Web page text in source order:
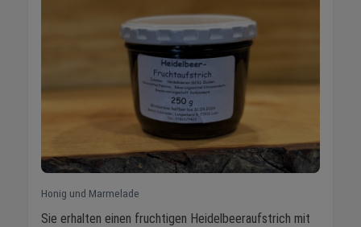
Honig und Marmelade
Sie erhalten einen fruchtigen Heidelbeeraufstrich mit